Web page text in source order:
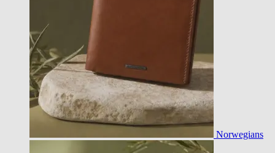
Norwegians